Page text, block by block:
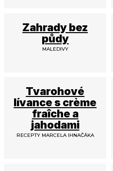
Zahrady bez
půdy
MALEDIVY
Tvarohové
lívance s crème
fraîche a
jahodami
RECEPTY MARCELA IHNAČÁKA